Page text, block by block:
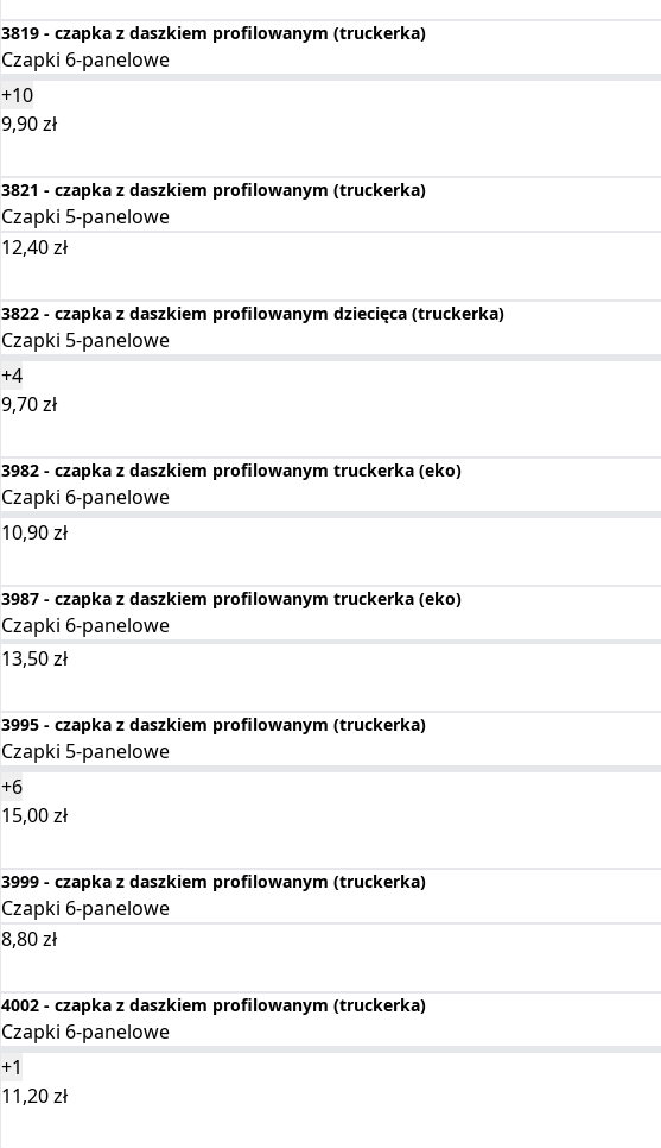
3819 - czapka z daszkiem profilowanym (truckerka)
Czapki 6-panelowe
+10
9,90zł
3821 - czapka z daszkiem profilowanym (truckerka)
Czapki 5-panelowe
12,40zł
3822 - czapka z daszkiem profilowanym dziecięca (truckerka)
Czapki 5-panelowe
+4
9,70zł
3982 - czapka z daszkiem profilowanym truckerka (eko)
Czapki 6-panelowe
10,90zł
3987 - czapka z daszkiem profilowanym truckerka (eko)
Czapki 6-panelowe
13,50zł
3995 - czapka z daszkiem profilowanym (truckerka)
Czapki 5-panelowe
+6
15,00zł
3999 - czapka z daszkiem profilowanym (truckerka)
Czapki 6-panelowe
8,80zł
4002 - czapka z daszkiem profilowanym (truckerka)
Czapki 6-panelowe
+1
11,20zł